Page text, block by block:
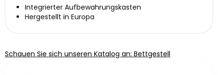
Integrierter Aufbewahrungskasten
Hergestellt in Europa
Schauen Sie sich unseren Katalog an: Bettgestell